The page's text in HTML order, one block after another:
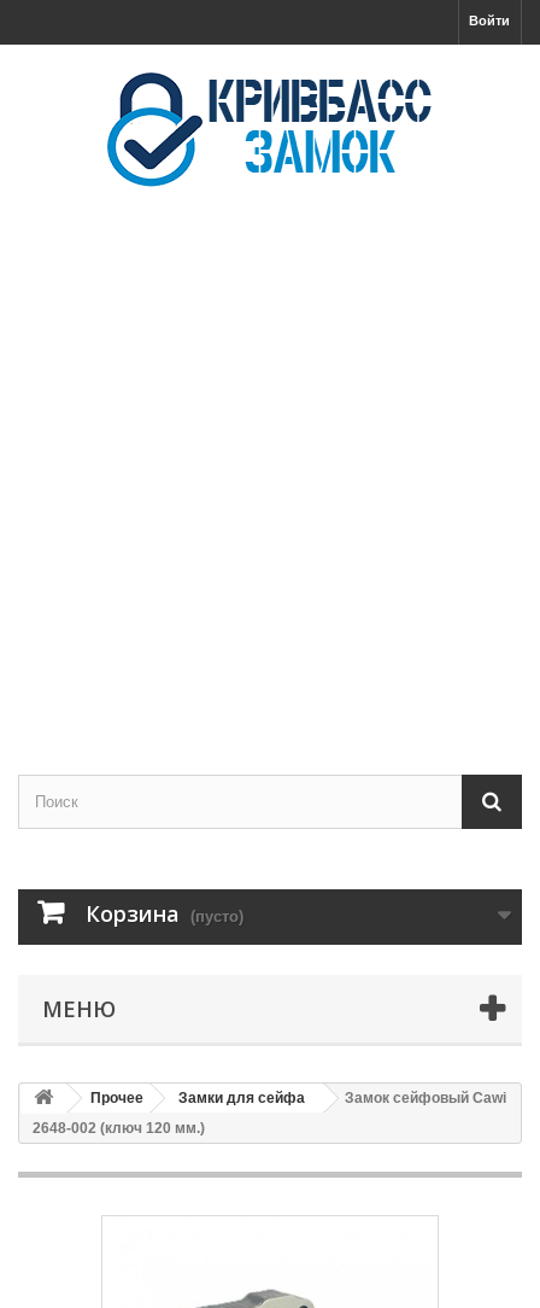
Войти
Корзина (пусто)
МЕНЮ
Прочее Замки для сейфа
Замок сейфовый Cawi
2648-002 (ключ 120 мм.)